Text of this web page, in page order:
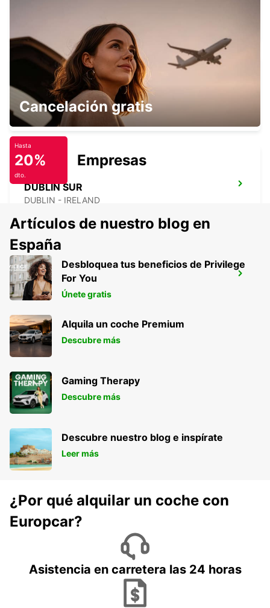
LIMERICK ENNIS ROAD
LIMERICK - IRELAND
DUBLÍN SUR
DUBLIN - IRELAND
DUBLÍN SANDYFORD
SANDYFORD - IRELAND
Cancelación gratis
Hasta
20%
dto.
Empresas
Artículos de nuestro blog en
España
Desbloquea tus beneficios de Privilege
For You
Únete gratis
Alquila un coche Premium
Descubre más
Gaming Therapy
Descubre más
Descubre nuestro blog e inspírate
Leer más
¿Por qué alquilar un coche con
Europcar?
Asistencia en carretera las 24 horas